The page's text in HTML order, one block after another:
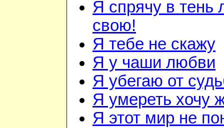
Я спрячу в тень
свою!
Я тебе не скажу
Я у чаши любви
Я убегаю от
Я умереть хочу
Я этот мир не